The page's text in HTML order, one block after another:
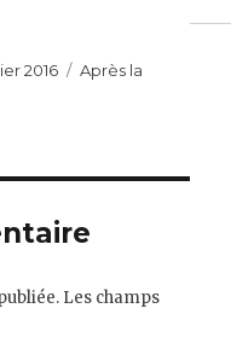
2016 Catégories
Après la
Les champs